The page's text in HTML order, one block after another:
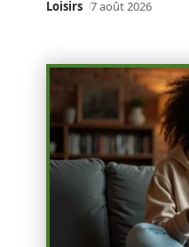
Loisirs 7 août 2026